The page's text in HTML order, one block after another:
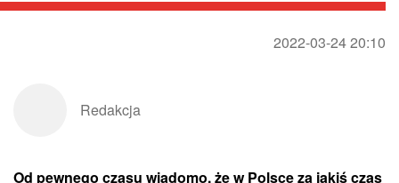
2022-03-24 20:10
Redakcja
Od pewnego czasu wiadomo, że w Polsce za jakiś czas